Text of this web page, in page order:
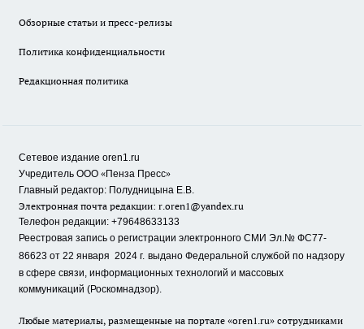
Обзорные статьи и пресс-релизы
Политика конфиденциальности
Редакционная политика
Сетевое издание oren1.ru
Учредитель ООО «Пенза Пресс»
Главный редактор: Полудницына Е.В.
Электронная почта редакции: r.oren1@yandex.ru
Телефон редакции: +79648633133
Реестровая запись о регистрации электронного СМИ Эл.№ ФС77-
86623 от 22 января 2024 г. выдано Федеральной службой по надзору
в сфере связи, информационных технологий и массовых
коммуникаций (Роскомнадзор).
Любые материалы, размещенные на портале «oren1.ru» сотрудниками